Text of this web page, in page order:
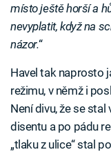
místo ještě horší a
nevyplatit, když na
názor.“
Havel tak naprosto
režimu, v němž i
Není divu, že se
disentu a po pádu
„tlaku z ulice“ stal